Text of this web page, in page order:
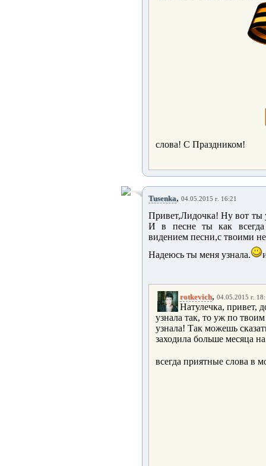
слова! С Праздником!
Tusenka, 04.05.2015 г. 16:21
Привет,Лидочка! Ну вот ты
И в песне ты как всегда
видением песни,с твоими
Надеюсь ты меня узнала.
rotkevich, 04.05.2015 г.
Натулечка, привет,
узнала так, то уж по
узнала! Так можешь
заходила больше месяца
всегда приятные слова в